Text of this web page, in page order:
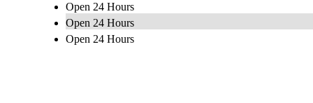
Open 24 Hours
Open 24 Hours
Open 24 Hours